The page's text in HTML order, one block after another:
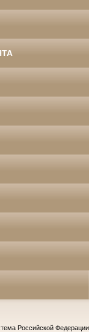
Российской